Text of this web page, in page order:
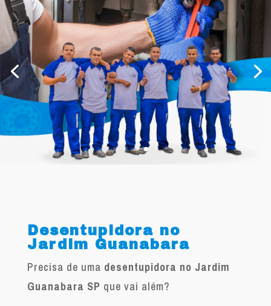
Desentupidora no
Jardim Guanabara
Precisa de uma desentupidora no Jardim
Guanabara SP que vai além?